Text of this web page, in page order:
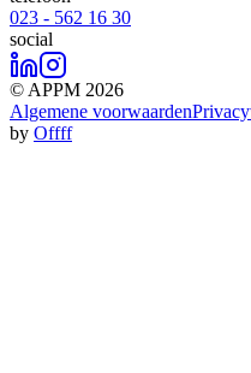
023 - 562 16 30
social
© APPM 2026
Algemene voorwaarden
by Offff